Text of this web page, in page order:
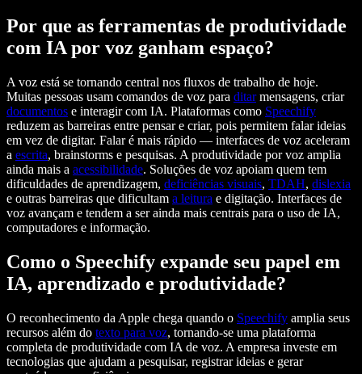
Por que as ferramentas de produtividade
com IA por voz ganham espaço?
A voz está se tornando central nos fluxos de trabalho de hoje.
Muitas pessoas usam comandos de voz para ditarmensagens, criar
documentos e interagir com IA. Plataformas como Speechify
reduzem as barreiras entre pensar e criar, pois permitem falar ideias
em vez de digitar. Falar é mais rápido — interfaces de voz aceleram
a escrita, brainstorms e pesquisas. A produtividade por voz amplia
ainda mais a acessibilidade. Soluções de voz apoiam quem tem
dificuldades de aprendizagem, deficiências visuais, TDAH, dislexia
e outras barreiras que dificultam a leitura e digitação. Interfaces de
voz avançam e tendem a ser ainda mais centrais para o uso de IA,
computadores e informação.
Como o Speechify expande seu papel em
IA, aprendizado e produtividade?
O reconhecimento da Apple chega quando o Speechify amplia seus
recursos além do texto para voz, tornando-se uma plataforma
completa de produtividade com IA de voz. A empresa investe em
tecnologias que ajudam a pesquisar, registrar ideias e gerar